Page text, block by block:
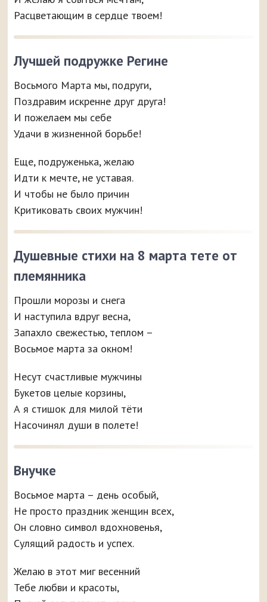
Расцветающим в сердце твоем!
Лучшей подружке Регине
Восьмого Марта мы, подруги,
Поздравим искренне друг друга!
И пожелаем мы себе
Удачи в жизненной борьбе!
Еще, подруженька, желаю
Идти к мечте, не уставая.
И чтобы не было причин
Критиковать своих мужчин!
Душевные стихи на 8 марта тете от
племянника
Прошли морозы и снега
И наступила вдруг весна,
Запахло свежестью, теплом –
Восьмое марта за окном!
Несут счастливые мужчины
Букетов целые корзины,
А я стишок для милой тёти
Насочинял души в полете!
Внучке
Восьмое марта – день особый,
Не просто праздник женщин всех,
Он словно символ вдохновенья,
Сулящий радость и успех.
Желаю в этот миг весенний
Тебе любви и красоты,